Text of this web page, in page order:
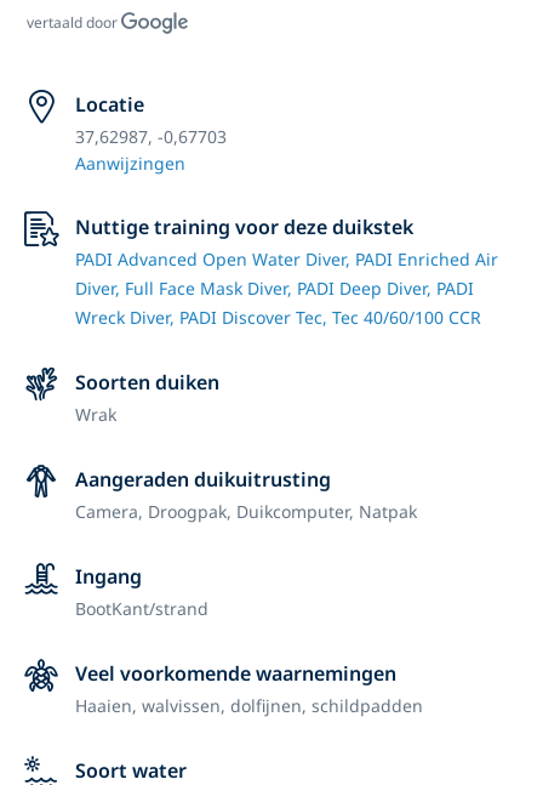
vertaald door
Locatie
37,62987, -0,67703
Aanwijzingen
Nuttige training voor deze duikstek
PADI Advanced Open Water Diver, PADI Enriched Air
Diver, Full Face Mask Diver, PADI Deep Diver, PADI
Wreck Diver, PADI Discover Tec,Tec 40/60/100 CCR
Soorten duiken
Wrak
Aangeraden duikuitrusting
Camera, Droogpak, Duikcomputer, Natpak
Ingang
BootKant/strand
Veel voorkomende waarnemingen
Haaien, walvissen, dolfijnen, schildpadden
Soort water